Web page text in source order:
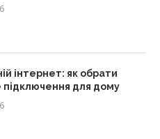
інтернет: як обрати
підключення для дому